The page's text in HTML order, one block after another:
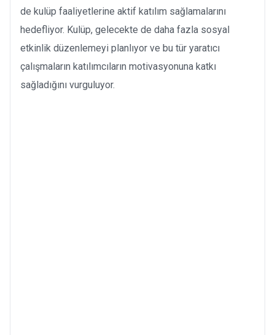
de kulüp faaliyetlerine aktif katılım sağlamalarını
hedefliyor. Kulüp, gelecekte de daha fazla sosyal
etkinlik düzenlemeyi planlıyor ve bu tür yaratıcı
çalışmaların katılımcıların motivasyonuna katkı
sağladığını vurguluyor.